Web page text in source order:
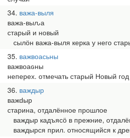
34 важа-выля
важа-выԉа
старый и новый
сылӧн важа-выля керка у него
35 важвоасьны
важвоаԍны
неперех. отмечать старый Новый год
36 важдыр
важԁыр
старина, отдалённое прошлое
важдыр кадъясӧ в прежние,
важдырся прил. относящийся к